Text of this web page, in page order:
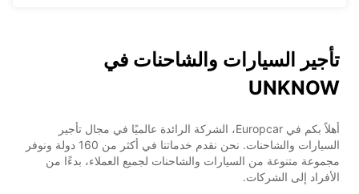
تأجير السيارات والشاحنات في
UNKNOW
أهلاً بكم في Europcar، الشركة الرائدة عالميًا في مجال تأجير
السيارات والشاحنات. نحن نقدم خدماتنا في أكثر من 160 دولة ونوفر
مجموعة متنوعة من السيارات والشاحنات لجميع العملاء، بدءًا من
الأفراد إلى الشركات.